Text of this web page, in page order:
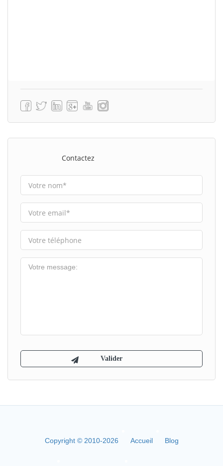
Contactez
Copyright © 2010-2026 Accueil Blog